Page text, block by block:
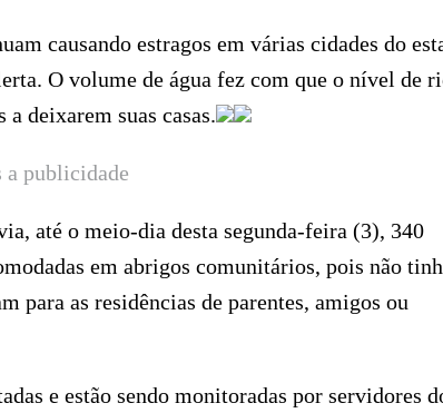
causando estragos em várias cidades do
O volume de água fez com que o nível de
deixarem suas casas.
a publicidade
até o meio-dia desta segunda-feira (3), 340
em abrigos comunitários, pois não
para as residências de parentes, amigos ou
e estão sendo monitoradas por servidores